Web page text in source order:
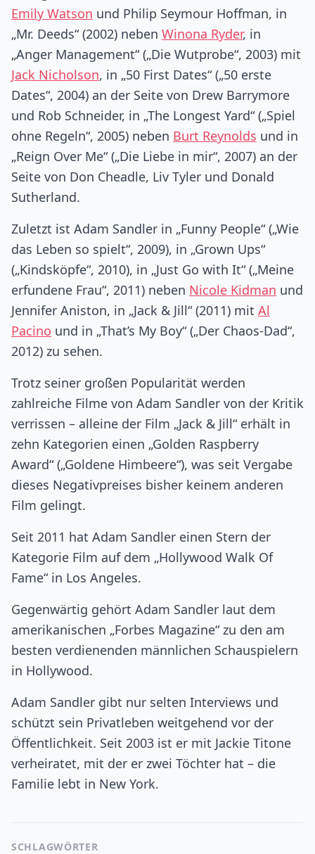
Emily Watson und Philip Seymour Hoffman, in
„Mr. Deeds“ (2002) neben Winona Ryder, in
„Anger Management“ („Die Wutprobe“, 2003) mit
Jack Nicholson, in „50 First Dates“ („50 erste
Dates“, 2004) an der Seite von Drew Barrymore
und Rob Schneider, in „The Longest Yard“ („Spiel
ohne Regeln“, 2005) neben Burt Reynolds und in
„Reign Over Me“ („Die Liebe in mir“, 2007) an der
Seite von Don Cheadle, Liv Tyler und Donald
Sutherland.
Zuletzt ist Adam Sandler in „Funny People“ („Wie
das Leben so spielt“, 2009), in „Grown Ups“
(„Kindsköpfe“, 2010), in „Just Go with It“ („Meine
erfundene Frau“, 2011) neben Nicole Kidman und
Jennifer Aniston, in „Jack & Jill“ (2011) mit Al
Pacino und in „That’s My Boy“ („Der Chaos-Dad“,
2012) zu sehen.
Trotz seiner großen Popularität werden
zahlreiche Filme von Adam Sandler von der Kritik
verrissen – alleine der Film „Jack & Jill“ erhält in
zehn Kategorien einen „Golden Raspberry
Award“ („Goldene Himbeere“), was seit Vergabe
dieses Negativpreises bisher keinem anderen
Film gelingt.
Seit 2011 hat Adam Sandler einen Stern der
Kategorie Film auf dem „Hollywood Walk Of
Fame“ in Los Angeles.
Gegenwärtig gehört Adam Sandler laut dem
amerikanischen „Forbes Magazine“ zu den am
besten verdienenden männlichen Schauspielern
in Hollywood.
Adam Sandler gibt nur selten Interviews und
schützt sein Privatleben weitgehend vor der
Öffentlichkeit. Seit 2003 ist er mit Jackie Titone
verheiratet, mit der er zwei Töchter hat – die
Familie lebt in New York.
SCHLAGWÖRTER